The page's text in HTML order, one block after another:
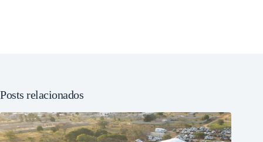
Posts relacionados